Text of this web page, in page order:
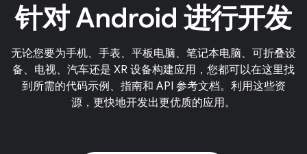
针对 Android 进行开发
无论您要为手机、手表、平板电脑、笔记本电脑、可折叠设
备、电视、汽车还是 XR 设备构建应用，您都可以在这里找
到所需的代码示例、指南和 API 参考文档。利用这些资
源，更快地开发出更优质的应用。